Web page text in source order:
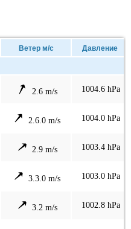
Ветер м/с Давление
2.6 m/s 1004.6 hPa
2.6.0 m/s 1004.0 hPa
2.9 m/s 1003.4 hPa
3.3.0 m/s 1003.0 hPa
3.2 m/s 1002.8 hPa